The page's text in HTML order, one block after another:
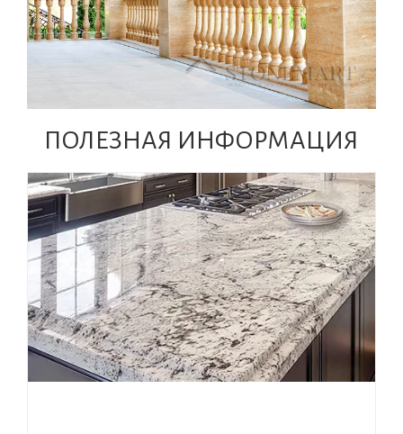
ПОЛЕЗНАЯ ИНФОРМАЦИЯ